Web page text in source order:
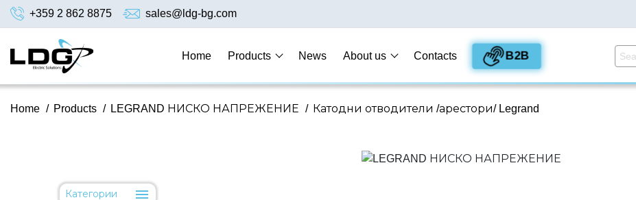
+359 2 862 8875 sales@ldg-bg.com
Home Products News About us Contacts B2B
/
Home /
Products /
LEGRAND НИСКО НАПРЕЖЕНИЕ Катодни отводители /арестори/ Legrand
Категории